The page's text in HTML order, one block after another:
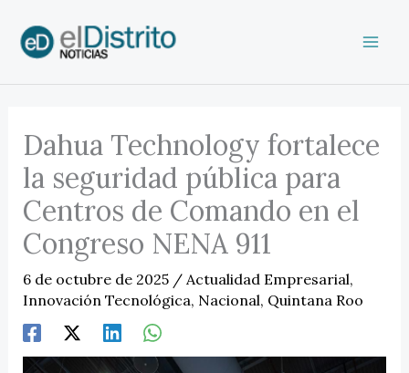
contenido
Dahua Technology fortalece
la seguridad pública para
Centros de Comando en el
Congreso NENA 911
6 de octubre de 2025 / Actualidad Empresarial,
Innovación Tecnológica, Nacional, Quintana Roo